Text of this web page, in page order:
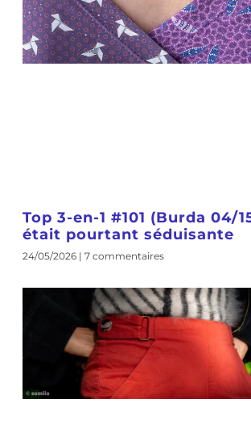
Top 3-en-1 #101 (Burda 04/
était pourtant séduisante
24/05/2026 7 commentaires